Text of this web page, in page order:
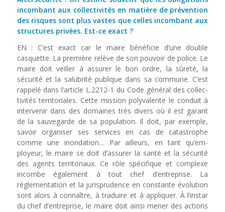
incom­bant aux collectivités en matière de préven­tion
des risques sont plus vastes que celles in­combant aux
structures privées. Est-ce exact ?
EN : C’est exact car le maire bénéficie d’une double
casquette. La première relève de son pouvoir de police. Le
maire doit veiller à assurer le bon ordre, la sûreté, la
sécurité et la salubrité publique dans sa commune. C’est
rappelé dans l’article L.2212-1 du Code général des collec­
tivités territoriales. Cette mission polyvalente le conduit à
intervenir dans des domaines très divers où il est garant
de la sauvegarde de sa population. Il doit, par exemple,
savoir organi­ser ses services en cas de catastrophe
comme une inondation… Par ailleurs, en tant qu’em­
ployeur, le maire se doit d’assurer la santé et la sécurité
des agents territoriaux. Ce rôle spé­cifique et complexe
incombe également à tout chef d’entreprise. La
réglementation et la ju­risprudence en constante évolution
sont alors à connaître, à traduire et à appliquer. À l’instar
du chef d’entreprise, le maire doit ainsi mener des actions